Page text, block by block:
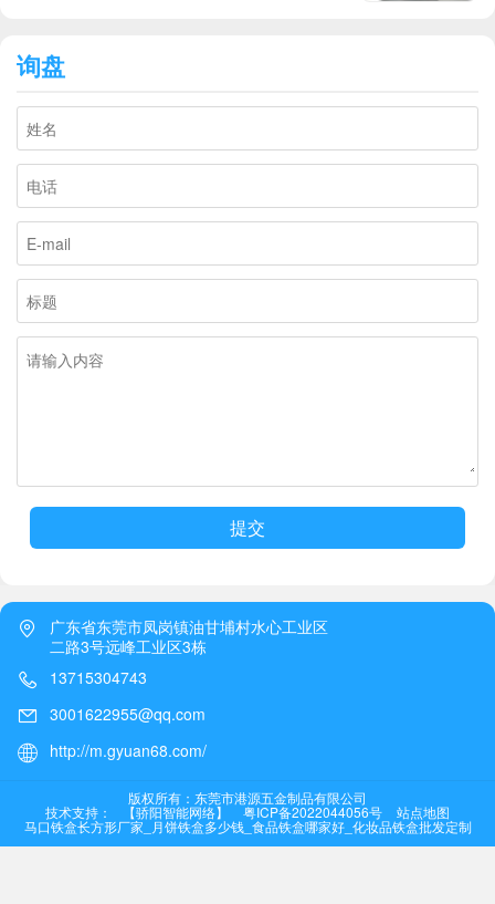
询盘
提交
广东省东莞市凤岗镇油甘埔村水心工业区
二路3号远峰工业区3栋
13715304743
3001622955@qq.com
http://m.gyuan68.com/
版权所有：东莞市港源五金制品有限公司
技术支持： 【骄阳智能网络】 粤ICP备2022044056号 站点地图
马口铁盒长方形厂家_月饼铁盒多少钱_食品铁盒哪家好_化妆品铁盒批发定制